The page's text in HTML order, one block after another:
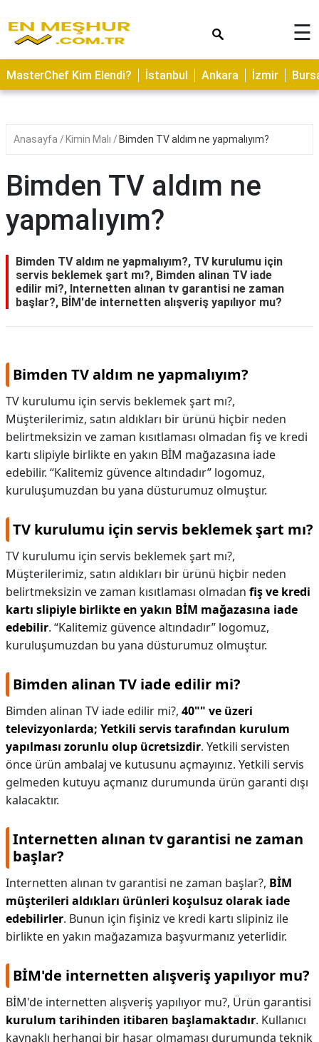
ASTROLOJİ
SAĞLIK
YERLER
BAKIMI
KAMP
ALANLARI
İLETİŞİM
☰
MasterChef Kim Elendi? İstanbul Ankara İzmir
Anasayfa Kimin Malı Bimden TV aldım ne yapmalıyım?
Bimden TV aldım ne
yapmalıyım?
Bimden TV aldım ne yapmalıyım?, TV kurulumu için
servis beklemek şart mı?, Bimden alinan TV iade
edilir mi?, Internetten alınan tv garantisi ne zaman
başlar?, BİM'de internetten alışveriş yapılıyor mu?
Bimden TV aldım ne yapmalıyım?
TV kurulumu için servis beklemek şart mı?,
Müşterilerimiz, satın aldıkları bir ürünü hiçbir neden
belirtmeksizin ve zaman kısıtlaması olmadan fiş ve kredi
kartı slipiyle birlikte en yakın BİM mağazasına iade
edebilir. “Kalitemiz güvence altındadır” logomuz,
kuruluşumuzdan bu yana düsturumuz olmuştur.
TV kurulumu için servis beklemek şart mı?
TV kurulumu için servis beklemek şart mı?,
Müşterilerimiz, satın aldıkları bir ürünü hiçbir neden
belirtmeksizin ve zaman kısıtlaması olmadan fiş ve kredi
kartı slipiyle birlikte en yakın BİM mağazasına iade
edebilir. “Kalitemiz güvence altındadır” logomuz,
kuruluşumuzdan bu yana düsturumuz olmuştur.
Bimden alinan TV iade edilir mi?
Bimden alinan TV iade edilir mi?, 40"" ve üzeri
televizyonlarda; Yetkili servis tarafından kurulum
yapılması zorunlu olup ücretsizdir. Yetkili servisten
önce ürün ambalaj ve kutusunu açmayınız. Yetkili servis
gelmeden kutuyu açmanız durumunda ürün garanti dışı
kalacaktır.
Internetten alınan tv garantisi ne zaman
başlar?
Internetten alınan tv garantisi ne zaman başlar?, BİM
müşterileri aldıkları ürünleri koşulsuz olarak iade
edebilirler. Bunun için fişiniz ve kredi kartı slipiniz ile
birlikte en yakın mağazamıza başvurmanız yeterlidir.
BİM'de internetten alışveriş yapılıyor mu?
BİM'de internetten alışveriş yapılıyor mu?, Ürün garantisi
kurulum tarihinden itibaren başlamaktadır. Kullanıcı
kaynaklı herhangi bir hasar olmaması durumunda teknik